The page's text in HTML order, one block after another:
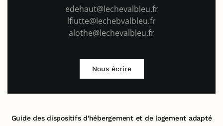
edehaut@lechevalbleu.fr
lflutte@lechebvalbleu.fr
alothe@lechevalbleu.fr
Nous écrire
Guide des dispositifs d'hébergement et de logement adapté